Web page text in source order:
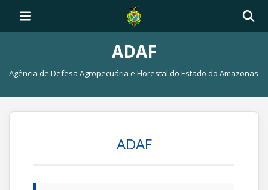
ADAF
Agência de Defesa Agropecuária e Florestal do Estado do Amazonas
ADAF